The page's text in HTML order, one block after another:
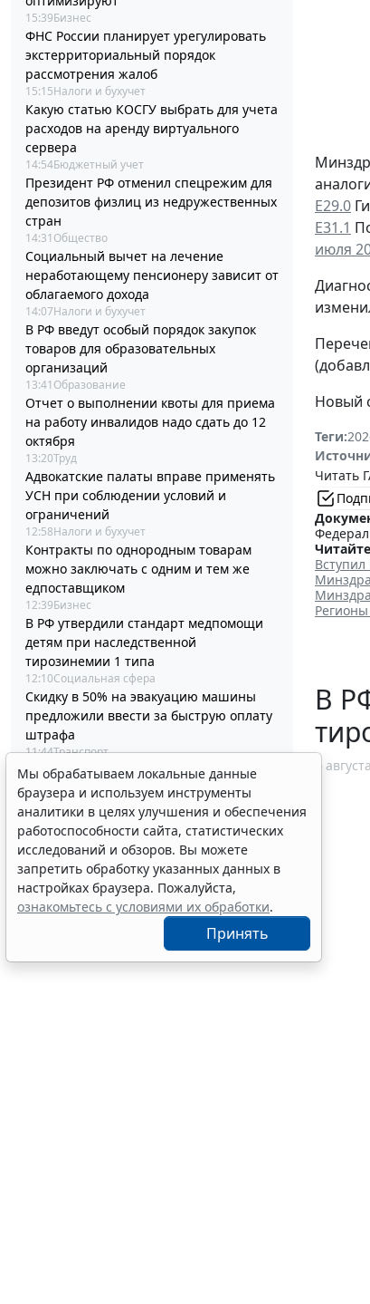
15:39Бизнес
ФНС России планирует урегулировать
экстерриториальный порядок
рассмотрения жалоб
15:15Налоги и бухучет
Какую статью КОСГУ выбрать для учета
расходов на аренду виртуального
сервера
14:54Бюджетный учет
Президент РФ отменил спецрежим для
депозитов физлиц из недружественных
стран
14:31 Общество
Социальный вычет на лечение
неработающему пенсионеру зависит от
облагаемого дохода
14:07Налоги и бухучет
В РФ введут особый порядок закупок
товаров для образовательных
организаций
13:41 Образование
Отчет о выполнении квоты для приема
на работу инвалидов надо сдать до 12
октября
13:20Труд
Адвокатские палаты вправе применять
УСН при соблюдении условий и
ограничений
12:58Налоги и бухучет
Контракты по однородным товарам
можно заключать с одним и тем же
едпоставщиком
12:39Бизнес
В РФ утвердили стандарт медпомощи
детям при наследственной
тирозинемии 1 типа
12:10Социальная сфера
Скидку в 50% на эвакуацию машины
предложили ввести за быструю оплату
штрафа
11:44Транспорт
Статотчетность об основных фондах за
2026 год придется сдавать по новым
формам
11:19Бюджетный учет
Суд поддержал снижение работнику
премии к профессиональному
празднику
10:58 Судебная практика
Е29.0
Е31.1
июля
Новый
Теги:
Читать
В
6
Мы обрабатываем локальные данные
браузера и используем инструменты
аналитики в целях улучшения и обеспечения
работоспособности сайта, статистических
исследований и обзоров. Вы можете
запретить обработку указанных данных в
настройках браузера. Пожалуйста,
ознакомьтесь с условиями их обработки.
Принять